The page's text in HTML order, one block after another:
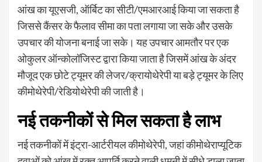
आंख का यूएसजी, ऑर्बिट का सीटी/एमआरआई किया जा सकता है
जिससे कैंसर के फैलाव सीमा का पता लगाया जा सके और उसके
उपचार की योजना बनाई जा सके। यह उपचार आमतौर पर एक
ओकुलर ऑन्कोलॉजिस्ट द्वारा किया जाता है जिसमें आंख के अंदर
मौजूद एक छोटे ट्यूमर की लेजर/क्रायोथेरेपी या बड़े ट्यूमर के लिए
कीमोथेरेपी/रेडियोथेरेपी की जाती है।
नई तकनीकों से मिल सकता है लाभ
नई तकनीकों में इंट्रा-आर्टरीयल कीमोथेरेपी, जहां कीमोथेराप्यूटिक